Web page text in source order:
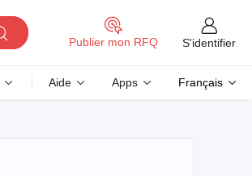
Publier mon RFQ S'identifier
Aide Apps Français